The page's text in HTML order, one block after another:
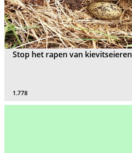
Stop het rapen van kievitseieren
1.778